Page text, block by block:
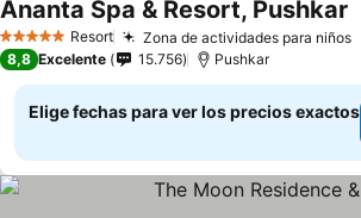
5 Estrellas Resort Zona de actividades para niños
Ananta Spa & Resort, Pushkar
8,8 Excelente 15.756 Pushkar
Elige fechas para ver los precios exactos